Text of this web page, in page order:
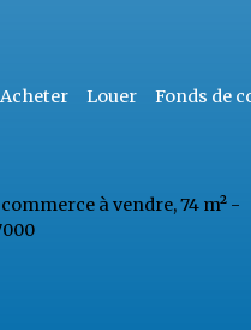
Acheter Louer Fonds de